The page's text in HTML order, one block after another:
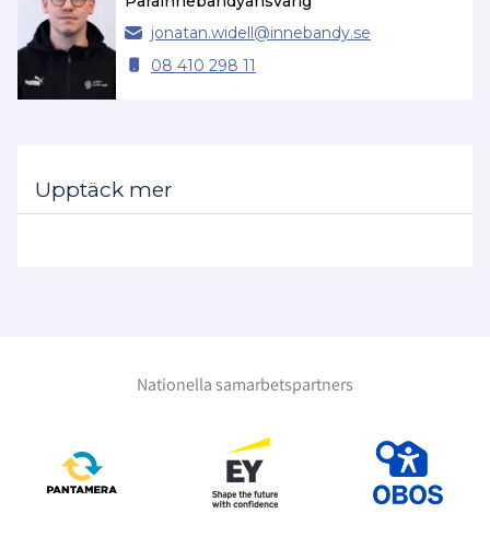
jonatan.widell@innebandy.se
08 410 298 11
Upptäck mer
Nationella samarbetspartners